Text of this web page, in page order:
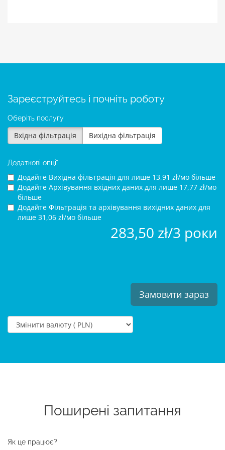
Зареєструйтесь і почніть роботу
Оберіть послугу
Вхідна фільтрація Вихідна фільтрація
Додаткові опції
Додайте Вихідна фільтрація для лише 13,91 zł/мо більше
Додайте Архівування вхідних даних для лише 17,77 zł/мо
більше
Додайте Фільтрація та архівування вихідних даних для
лише 31,06 zł/мо більше
283,50 zł/3 роки
Замовити зараз
Поширені запитання
Як це працює?